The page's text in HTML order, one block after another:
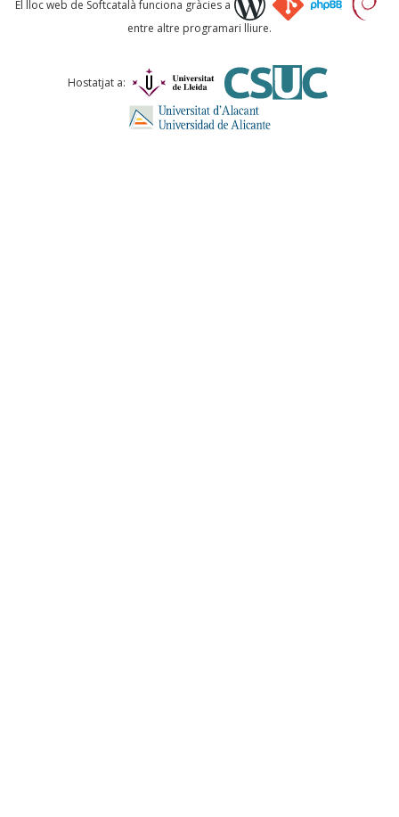
Comentari *
El lloc web de Softcatalà funciona gràcies a
entre altre programari lliure.
Hostatjat a: